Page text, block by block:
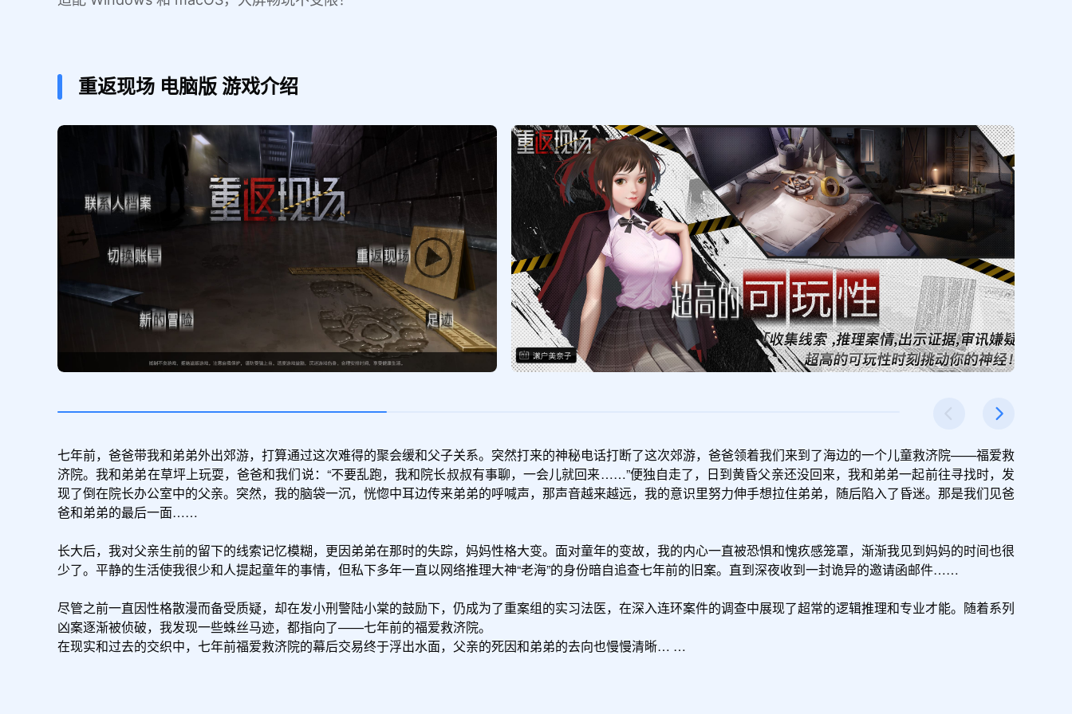
重返现场 电脑版 游戏介绍
七年前，爸爸带我和弟弟外出郊游，打算通过这次难得的聚会缓和父子关系。突然打来的神秘电话打断了这次郊游，爸爸领着我们来到了海边的一个儿童救济院——福爱救
济院。我和弟弟在草坪上玩耍，爸爸和我们说：“不要乱跑，我和院长叔叔有事聊，一会儿就回来……”便独自走了，日到黄昏父亲还没回来，我和弟弟一起前往寻找时，发
现了倒在院长办公室中的父亲。突然，我的脑袋一沉，恍惚中耳边传来弟弟的呼喊声，那声音越来越远，我的意识里努力伸手想拉住弟弟，随后陷入了昏迷。那是我们见爸
爸和弟弟的最后一面……
长大后，我对父亲生前的留下的线索记忆模糊，更因弟弟在那时的失踪，妈妈性格大变。面对童年的变故，我的内心一直被恐惧和愧疚感笼罩，渐渐我见到妈妈的时间也很
少了。平静的生活使我很少和人提起童年的事情，但私下多年一直以网络推理大神“老海”的身份暗自追查七年前的旧案。直到深夜收到一封诡异的邀请函邮件……
尽管之前一直因性格散漫而备受质疑，却在发小刑警陆小棠的鼓励下，仍成为了重案组的实习法医，在深入连环案件的调查中展现了超常的逻辑推理和专业才能。随着系列
凶案逐渐被侦破，我发现一些蛛丝马迹，都指向了——七年前的福爱救济院。
在现实和过去的交织中，七年前福爱救济院的幕后交易终于浮出水面，父亲的死因和弟弟的去向也慢慢清晰… …